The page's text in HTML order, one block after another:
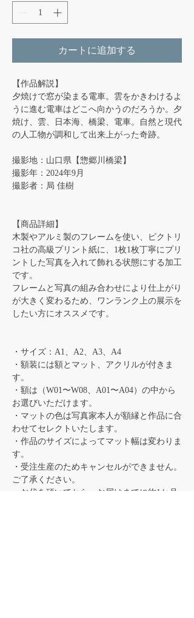
カートに追加する
【作品解説】
夕焼けで窓が染まる電車。雲をかきわけるよ
うに進む電車はどこへ向かうのだろうか。夕
焼け、雲、日本海、橋梁、電車。自然と現代
の人工物が調和して出来上がった奇跡。
撮影地：山口県【惣郷川橋梁】
撮影年：2024年9月
撮影者：局 佳樹
【商品詳細】
木製やアルミ製のフレームを使い、ピクトリ
コ社の高級プリント紙に、1枚1枚丁寧にプリ
ントした写真を入れて飾れる状態にする加工
です。
フレームと写真の組み合わせにより仕上がり
が大きく変わるため、ワンランク上の展示を
したい方にオススメです。
・サイズ：A1、A2、A3、A4
・額装には額とマット、アクリルが付きま
す。
・額は（W01〜W08、A01〜A04）の中から
お選びいただけます。
・マットの色は写真家本人が額縁と作品に合
わせてセレクトいたします。
・作品のサイズによってマット幅は変わりま
す。
・受注生産のためキャンセルができません。
ご了承ください。
・お代を頂いてから、お届けまでに約1か月